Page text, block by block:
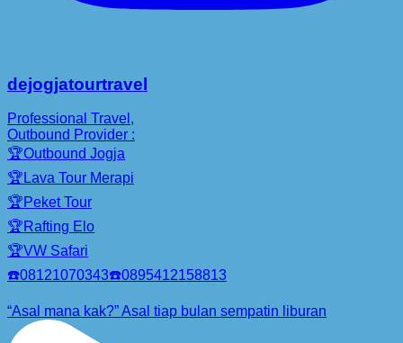
dejogjatourtravel
Professional Travel,
Outbound Provider :
🏆Outbound Jogja
🏆Lava Tour Merapi
🏆Peket Tour
🏆Rafting Elo
🏆VW Safari
☎️08121070343☎️0895412158813
“Asal mana kak?” Asal tiap bulan sempatin liburan